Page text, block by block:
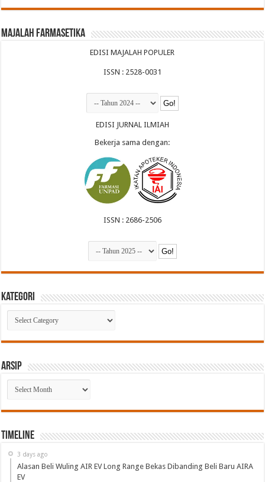
Majalah Farmasetika
EDISI MAJALAH POPULER
ISSN : 2528-0031
EDISI JURNAL ILMIAH
Bekerja sama dengan:
ISSN : 2686-2506
Kategori
Kategori
Arsip
Arsip
Timeline
3 days ago
Alasan Beli Wuling AIR EV Long Range Bekas Dibanding Beli Baru AIRA
EV